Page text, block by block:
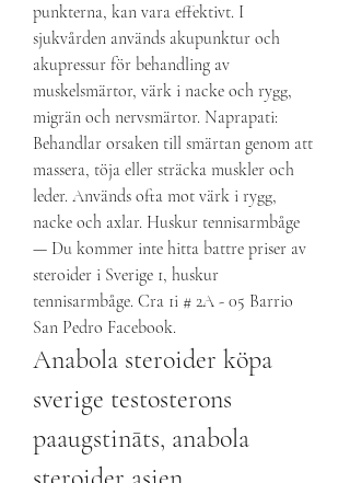
punkterna, kan vara effektivt. I
sjukvården används akupunktur och
akupressur för behandling av
muskelsmärtor, värk i nacke och rygg,
migrän och nervsmärtor. Naprapati:
Behandlar orsaken till smärtan genom att
massera, töja eller sträcka muskler och
leder. Används ofta mot värk i rygg,
nacke och axlar. Huskur tennisarmbåge
— Du kommer inte hitta battre priser av
steroider i Sverige 1, huskur
tennisarmbåge. Cra 1i # 2A - 05 Barrio
San Pedro Facebook.
Anabola steroider köpa
sverige testosterons
paaugstināts, anabola